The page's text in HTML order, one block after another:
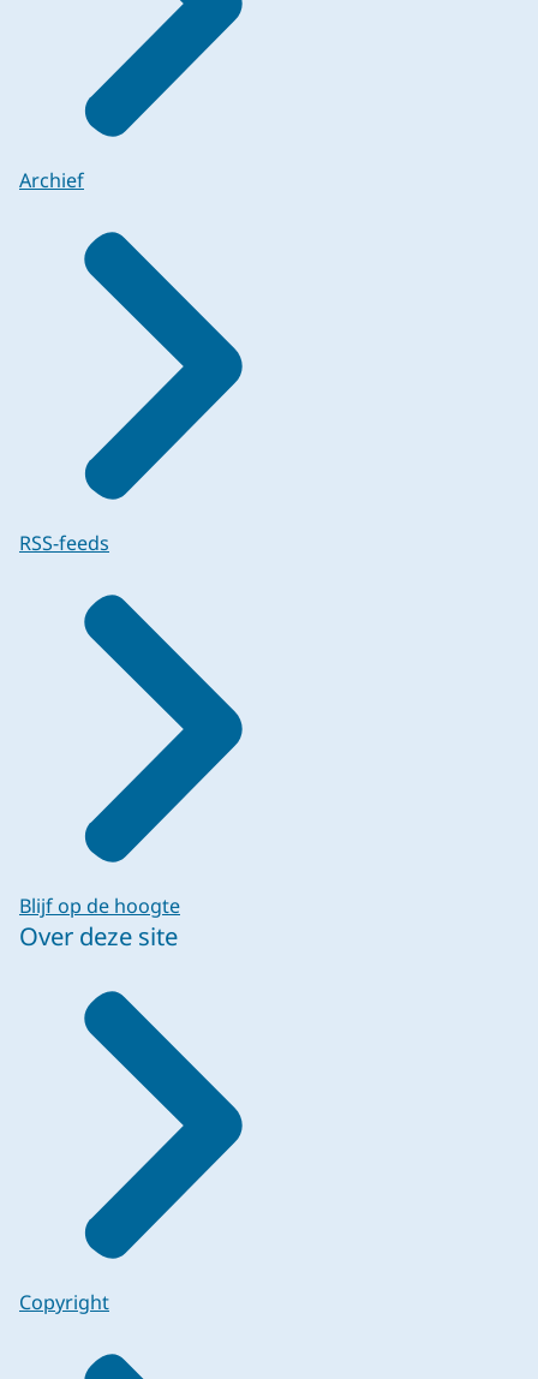
Archief
RSS-feeds
Blijf op de hoogte
Over deze site
Copyright